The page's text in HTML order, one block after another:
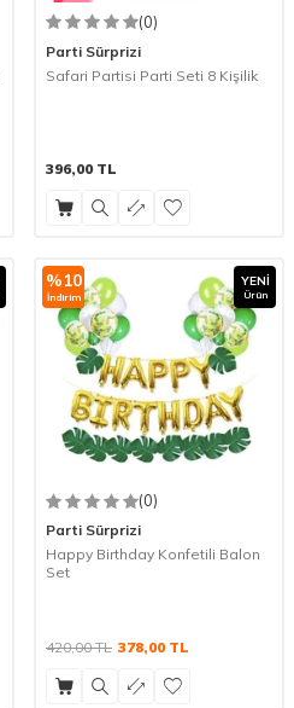
(0)
Parti Sürprizi
Safari Partisi Parti Seti 8 Kişilik
396,00 TL
%10
İndirim
YENI
Ürün
(0)
Parti Sürprizi
Happy Birthday Konfetili Balon
Set
420,00TL 378,00TL